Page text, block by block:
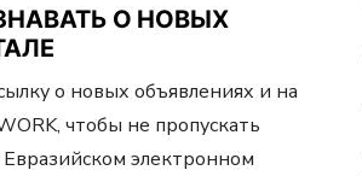
О НОВЫХ
о новых объявлениях и на
чтобы не пропускать
электронном